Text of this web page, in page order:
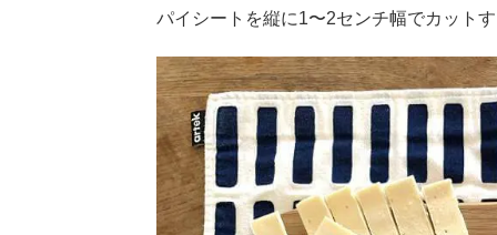
パイシートを縦に1〜2センチ幅でカット